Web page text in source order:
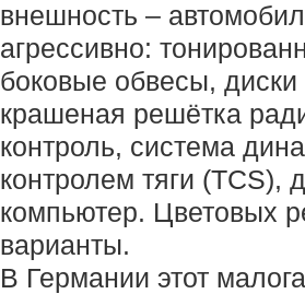
внешность –
агрессивно:
боковые обвесы,
крашеная решётка
контроль, система
контролем тяги (TCS),
компьютер. Цветовых
варианты.
В Германии этот